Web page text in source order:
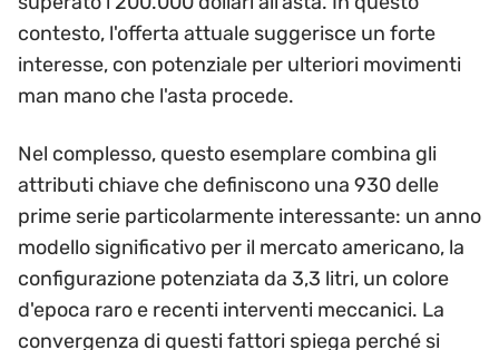
contesto, l'offerta attuale suggerisce un forte
interesse, con potenziale per ulteriori movimenti
man mano che l'asta procede.
Nel complesso, questo esemplare combina gli
attributi chiave che definiscono una 930 delle
prime serie particolarmente interessante: un anno
modello significativo per il mercato americano, la
configurazione potenziata da 3,3 litri, un colore
d'epoca raro e recenti interventi meccanici. La
convergenza di questi fattori spiega perché si